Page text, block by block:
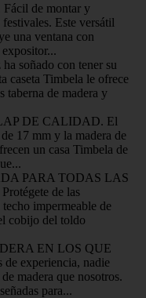
de montar y
Este versátil
una ventana con
soñado con tener su
caseta Timbela le ofrece
taberna de madera y
DE CALIDAD. El
17 mm y la madera de
un casa Timbela de
PARA TODAS LAS
de las
impermeable de
cobijo del toldo
EN LOS QUE
experiencia, nadie
madera que nosotros.
para...